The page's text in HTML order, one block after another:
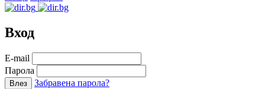
Вход
Е-mail
Парола
Забравена парола?